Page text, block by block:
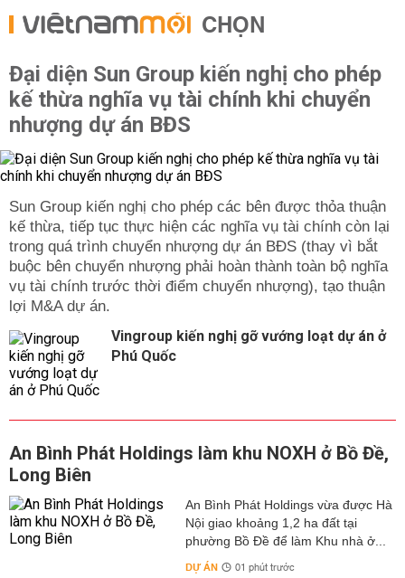
CHỌN
Đại diện Sun Group kiến nghị cho phép
kế thừa nghĩa vụ tài chính khi chuyển
nhượng dự án BĐS
Sun Group kiến nghị cho phép các bên được thỏa thuận
kế thừa, tiếp tục thực hiện các nghĩa vụ tài chính còn lại
trong quá trình chuyển nhượng dự án BĐS (thay vì bắt
buộc bên chuyển nhượng phải hoàn thành toàn bộ nghĩa
vụ tài chính trước thời điểm chuyển nhượng), tạo thuận
lợi M&A dự án.
Vingroup kiến nghị gỡ vướng loạt dự án ở
Phú Quốc
An Bình Phát Holdings làm khu NOXH ở Bồ Đề,
Long Biên
An Bình Phát Holdings vừa được Hà
Nội giao khoảng 1,2 ha đất tại
phường Bồ Đề để làm Khu nhà ở...
DỰ ÁN 01 phút trước